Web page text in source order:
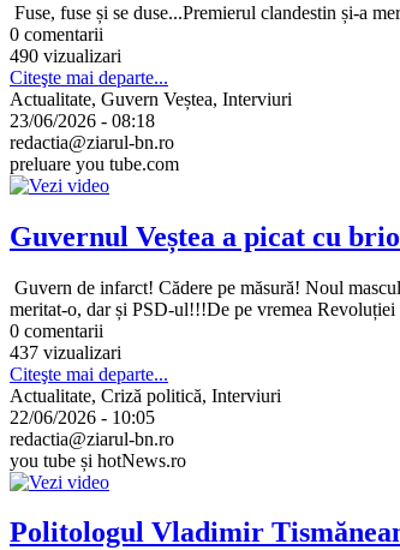
Fuse, fuse și se duse...Premierul clandestin și-a
0 comentarii
490 vizualizari
Citeşte mai departe...
Actualitate, Guvern Veștea, Interviuri
23/06/2026 - 08:18
redactia@ziarul-bn.ro
preluare you tube.com
Guvernul Veștea a picat cu
Guvern de infarct! Cădere pe măsură! Noul
meritat-o, dar și PSD-ul!!!De pe vremea Revoluției
0 comentarii
437 vizualizari
Citeşte mai departe...
Actualitate, Criză politică, Interviuri
22/06/2026 - 10:05
redactia@ziarul-bn.ro
you tube și hotNews.ro
Politologul Vladimir